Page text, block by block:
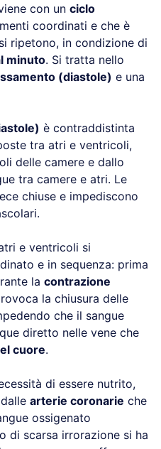
con un ciclo
coordinati e che è
ripetono, in condizione di
minuto. Si tratta nello
(diastole) e una
è contraddistinta
tra atri e ventricoli,
delle camere e dallo
tra camere e atri. Le
chiuse e impediscono
e ventricoli si
e in sequenza: prima
la contrazione
la chiusura delle
che il sangue
diretto nelle vene che
cuore.
di essere nutrito,
arterie coronarie che
ossigenato
di scarsa irrorazione si ha